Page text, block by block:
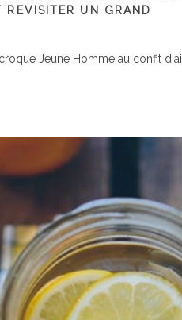
REVISITER UN GRAND
Jeune Homme au confit d'ail